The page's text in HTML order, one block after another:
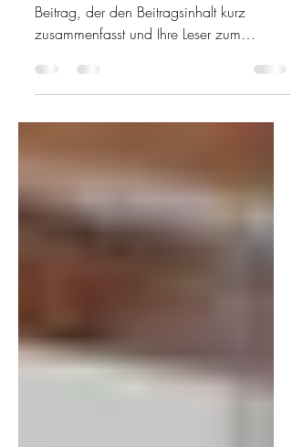
WOHNUNG
Beitrag, der den Beitragsinhalt kurz
zusammenfasst und Ihre Leser zum
Weiterlesen motiviert....